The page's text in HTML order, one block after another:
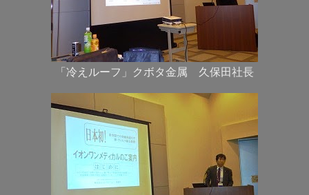
「冷えルーフ」クボタ金属 久保田社長